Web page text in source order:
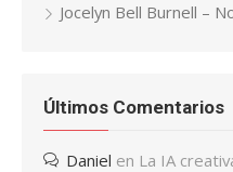
Jocelyn Bell Burnell –
Últimos Comentarios
Daniel en La IA